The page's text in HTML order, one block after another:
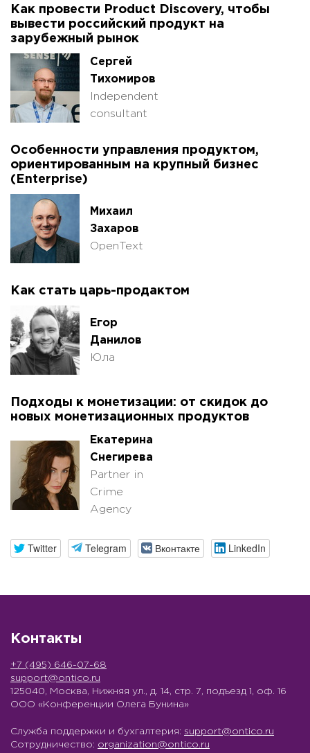
Как провести Product Discovery, чтобы
вывести российский продукт на
зарубежный рынок
Сергей
Тихомиров
Independent
consultant
Особенности управления продуктом,
ориентированным на крупный бизнес
(Enterprise)
Михаил
Захаров
OpenText
Как стать царь-продактом
Егор
Данилов
Юла
Подходы к монетизации: от скидок до
новых монетизационных продуктов
Екатерина
Снегирева
Partner in
Crime
Agency
Twitter Telegram Вконтакте LinkedIn
Контакты
+7 (495) 646-07-68
support@ontico.ru
125040, Москва, Нижняя ул., д. 14, стр. 7, подъезд 1, оф. 16
ООО «Конференции Олега Бунина»
Служба поддержки и бухгалтерия: support@ontico.ru
Сотрудничество: organization@ontico.ru